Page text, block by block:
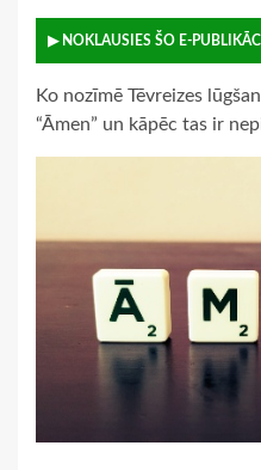
▶ NOKLAUSIES ŠO E-
Ko nozīmē Tēvreizes
“Āmen” un kāpēc tas ir